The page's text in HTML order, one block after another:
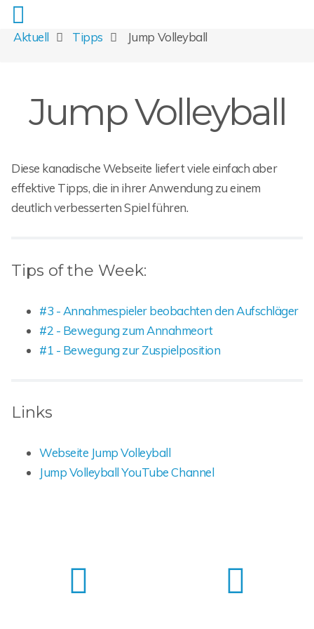
Aktuell Tipps Jump Volleyball
Jump Volleyball
Diese kanadische Webseite liefert viele einfach aber
effektive Tipps, die in ihrer Anwendung zu einem
deutlich verbesserten Spiel führen.
Tips of the Week:
#3 - Annahmespieler beobachten den Aufschläger
#2 - Bewegung zum Annahmeort
#1 - Bewegung zur Zuspielposition
Links
Webseite Jump Volleyball
Jump Volleyball YouTube Channel